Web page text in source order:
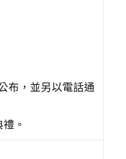
布，並另以電話通
。